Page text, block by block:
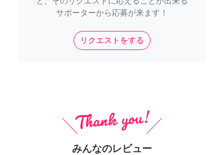
サポーターから応募が来ます！
リクエストをする
みんなのレビュー